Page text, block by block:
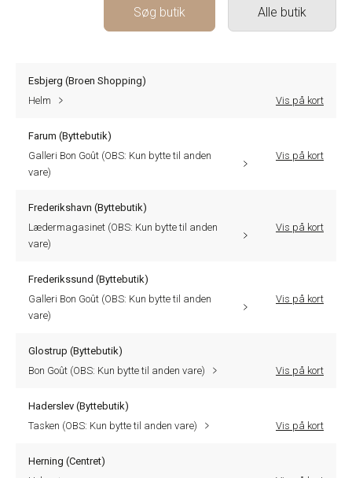
Søg butik Alle butik
Esbjerg (Broen Shopping)
Helm
Vis på kort
Farum (Byttebutik)
Galleri Bon Goût (OBS: Kun bytte til anden
vare)
Vis på kort
Frederikshavn (Byttebutik)
Lædermagasinet (OBS: Kun bytte til anden
vare)
Vis på kort
Frederikssund (Byttebutik)
Galleri Bon Goût (OBS: Kun bytte til anden
vare)
Vis på kort
Glostrup (Byttebutik)
Bon Goût (OBS: Kun bytte til anden vare)
Vis på kort
Haderslev (Byttebutik)
Tasken (OBS: Kun bytte til anden vare)
Vis på kort
Herning (Centret)